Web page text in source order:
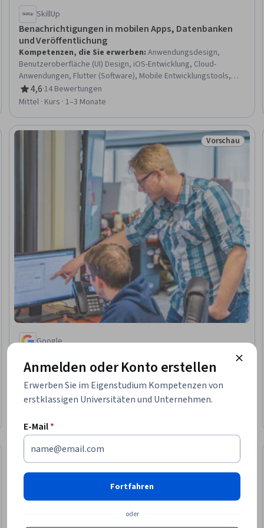
SkillUp
Benachrichtigungen in mobilen Apps, Datenbanken
und Veröffentlichung
Kompetenzen, die Sie erwerben: Anwendungsdesign,
Benutzeroberfläche (UI) Design, iOS-Entwicklung, Cloud-
Anwendungen, Flutter (Software), Mobile Entwicklungstools,
Design der Benutzeroberfläche und Benutzererfahrung (UI/UX),
Datenbank-Management-Systeme, Bereitstellung von
Anwendungsentwicklung, Datenbank-Management, Mobile
Entwicklung, Apple iOS, React Native, Datenbanken, Back-End-
Webentwicklung, Android-Entwicklung, UI-Komponenten
4,6
Bewertung, 4,6 von 5 Sternen
·14 Bewertungen
Mittel · Kurs · 1–3 Monate
Status:
Vorschau
Google
Kompetenzen, die Sie erwerben:Object Oriented
Programming (OOP), Code Reusability, Program Development,
Python Programming, Computer Programming, Programming
Principles, Solution Design, Data Structures
4,7·53 Bewertungen
Status: Kostenloser
Kostenloser Testzeitraum
Anmelden oder Konto erstellen
Erwerben Sie im Eigenstudium Kompetenzen von
erstklassigen Universitäten und Unternehmen.
E-Mail*
Fortfahren
oder